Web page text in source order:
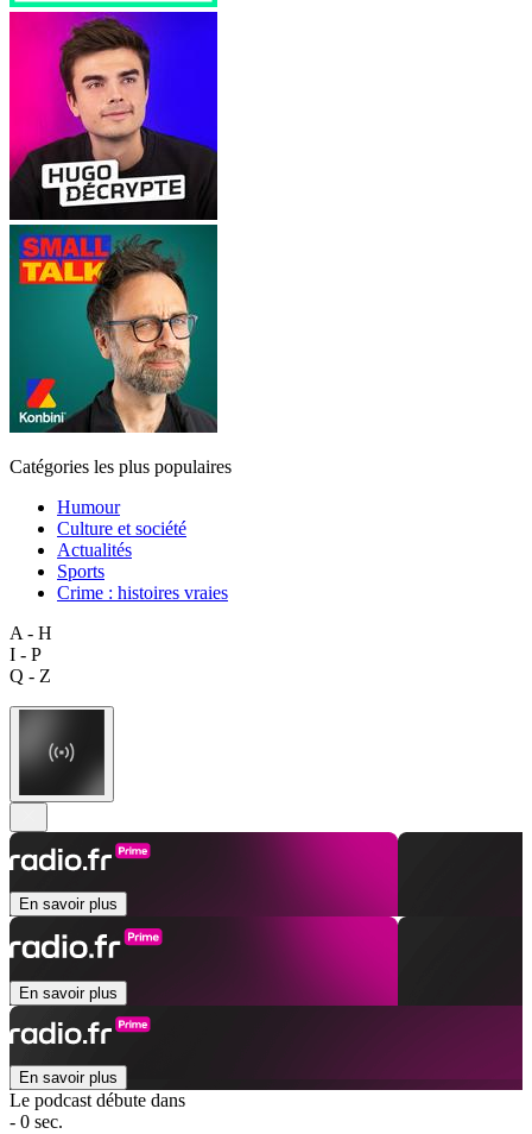
Catégories les plus populaires
Humour
Culture et société
Actualités
Sports
Crime : histoires vraies
A - H
I - P
Q - Z
En savoir plus
En savoir plus
En savoir plus
Le podcast débute dans
- 0 sec.